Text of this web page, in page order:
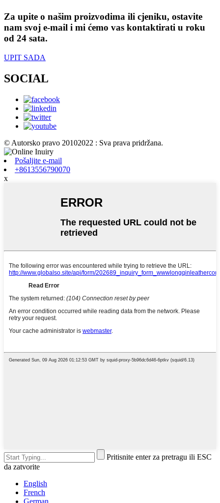
Za upite o našim proizvodima ili cjeniku, ostavite
nam svoj e-mail i mi ćemo vas kontaktirati u roku
od 24 sata.
UPIT SADA
SOCIAL
© Autorsko pravo 20102022 : Sva prava pridržana.
Pošaljite e-mail
+8613556790070
x
Pritisnite enter za pretragu ili ESC
da zatvorite
English
French
German